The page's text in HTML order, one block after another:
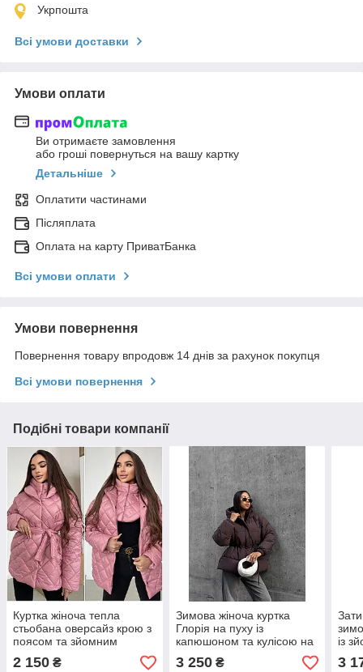
Укрпошта
Всі умови доставки
Умови оплати
Ви отримаєте замовлення
або гроші повернуться на вашу картку
Детальніше
Оплатити частинами
Післяплата
Оплата на карту ПриватБанка
Всі умови оплати
Умови повернення
Повернення товару впродовж 14 днів за рахунок покупця
Всі умови повернення
Подібні товари компанії
Куртка жіноча тепла
стьобана оверсайз крою з
поясом та зйомним
капюшоном Gsa1963
2 150 ₴
Зимова жіноча куртка
Глорія на пуху із
капюшоном та кулісою на
талії Gdi2609
3 250₴
із
3